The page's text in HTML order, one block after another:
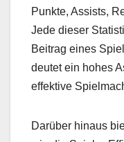
Punkte, Assists,
Jede dieser
Beitrag eines
deutet ein hohes
effektive
Darüber hinaus